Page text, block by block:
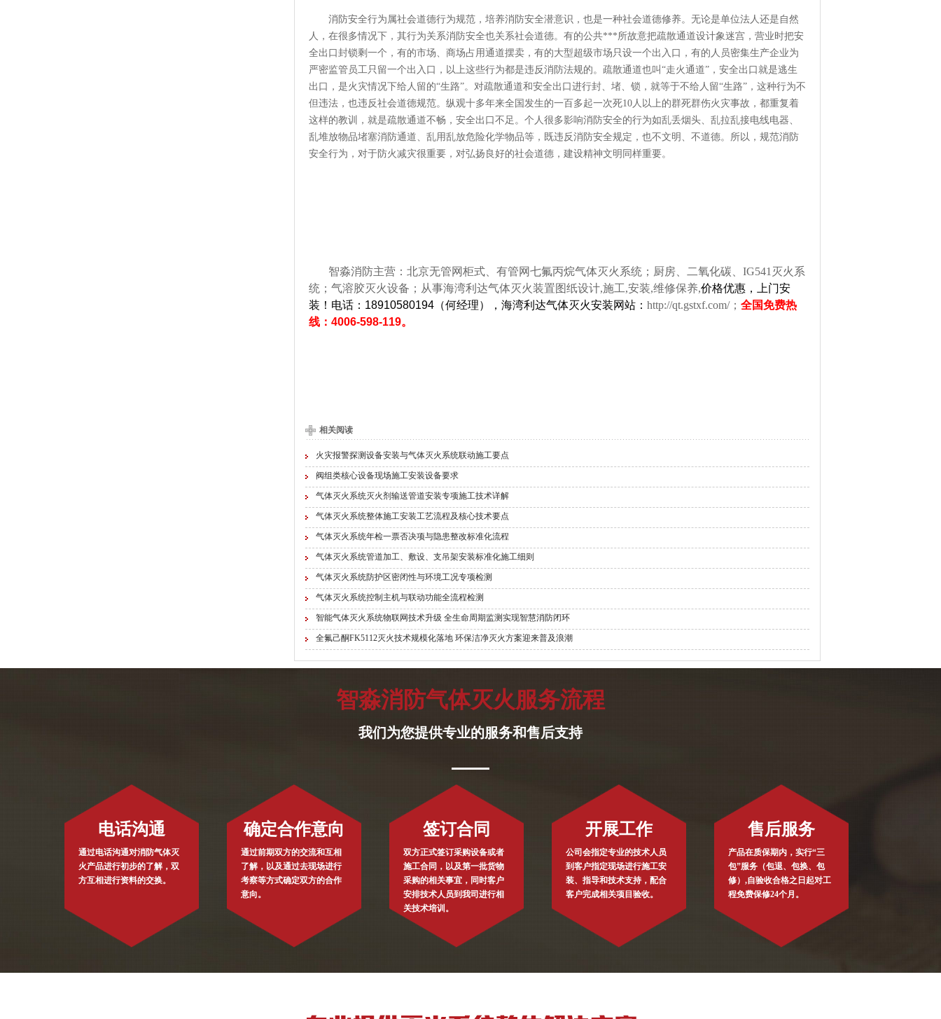
消防安全行为属社会道德行为规范，培养消防安全潜意识，也是一种社会道德修养。无论是单位法人还是自然
人，在很多情况下，其行为关系消防安全也关系社会道德。有的公共***所故意把疏散通道设计象迷宫，营业时把安
全出口封锁剩一个，有的市场、商场占用通道摆卖，有的大型超级市场只设一个出入口，有的人员密集生产企业为
严密监管员工只留一个出入口，以上这些行为都是违反消防法规的。疏散通道也叫“走火通道”，安全出口就是逃生
出口，是火灾情况下给人留的“生路”。对疏散通道和安全出口进行封、堵、锁，就等于不给人留“生路”，这种行为不
但违法，也违反社会道德规范。纵观十多年来全国发生的一百多起一次死10人以上的群死群伤火灾事故，都重复着
这样的教训，就是疏散通道不畅，安全出口不足。个人很多影响消防安全的行为如乱丢烟头、乱拉乱接电线电器、
乱堆放物品堵塞消防通道、乱用乱放危险化学物品等，既违反消防安全规定，也不文明、不道德。所以，规范消防
安全行为，对于防火减灾很重要，对弘扬良好的社会道德，建设精神文明同样重要。
智淼消防主营：北京无管网柜式、有管网七氟丙烷气体灭火系统；厨房、二氧化碳、IG541灭火系
统；气溶胶灭火设备；从事海湾利达气体灭火装置图纸设计,施工,安装,维修保养,价格优惠，上门安
装！电话：18910580194（何经理），海湾利达气体灭火安装网站： http://qt.gstxf.com/； 全国免费热
线：4006-598-119。
相关阅读
火灾报警探测设备安装与气体灭火系统联动施工要点
阀组类核心设备现场施工安装设备要求
气体灭火系统灭火剂输送管道安装专项施工技术详解
气体灭火系统整体施工安装工艺流程及核心技术要点
气体灭火系统年检一票否决项与隐患整改标准化流程
气体灭火系统管道加工、敷设、支吊架安装标准化施工细则
气体灭火系统防护区密闭性与环境工况专项检测
气体灭火系统控制主机与联动功能全流程检测
智能气体灭火系统物联网技术升级 全生命周期监测实现智慧消防闭环
全氟己酮FK5112灭火技术规模化落地 环保洁净灭火方案迎来普及浪潮
智淼消防气体灭火服务流程
我们为您提供专业的服务和售后支持
电话沟通
通过电话沟通对消防气体灭
火产品进行初步的了解，双
方互相进行资料的交换。
确定合作意向
通过前期双方的交流和互相
了解，以及通过去现场进行
考察等方式确定双方的合作
意向。
签订合同
双方正式签订采购设备或者
施工合同，以及第一批货物
采购的相关事宜，同时客户
安排技术人员到我司进行相
关技术培训。
开展工作
公司会指定专业的技术人员
到客户指定现场进行施工安
装、指导和技术支持，配合
客户完成相关项目验收。
售后服务
产品在质保期内，实行“三
包”服务（包退、包换、包
修）,自验收合格之日起对工
程免费保修24个月。